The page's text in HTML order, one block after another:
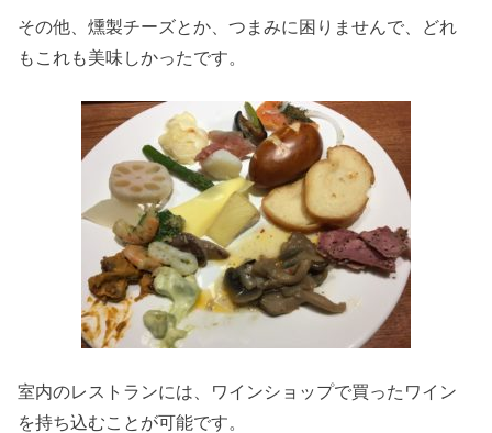
その他、燻製チーズとか、つまみに困りませんで、どれ
もこれも美味しかったです。
室内のレストランには、ワインショップで買ったワイン
を持ち込むことが可能です。